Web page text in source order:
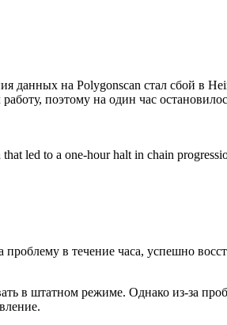
данных на Polygonscan стал сбой в
поэтому на один час
led to a one-hour halt in chain
в течение часа, успешно
в штатном режиме. Однако из-за